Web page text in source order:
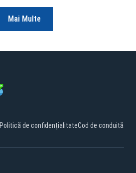
Mai Multe
Politică de confidențialitateCod de conduită